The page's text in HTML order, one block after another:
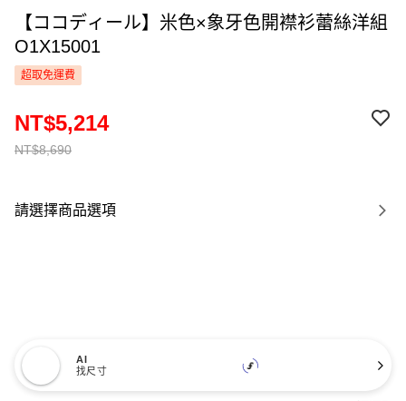
【ココディール】米色×象牙色開襟衫蕾絲洋組
O1X15001
超取免運費
NT$8,690
NT$5,214
請選擇商品選項
AI
找尺寸